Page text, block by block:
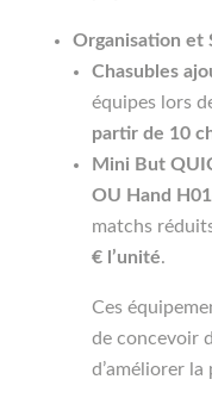
Organisation et
Chasubles
équipes lors
partir de 10
Mini But
OU Hand
matchs
€ l’unité.
Ces
de concevoir
d’améliorer la